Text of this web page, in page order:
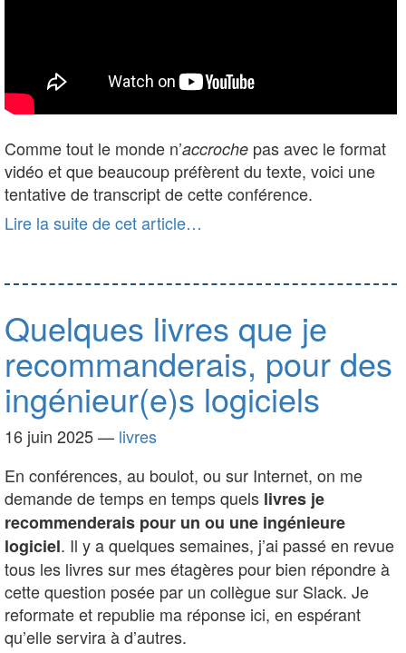
Comme tout le monde n’accroche pas avec le format
vidéo et que beaucoup préfèrent du texte, voici une
tentative de transcript de cette conférence.
Lire la suite de cet article…
Quelques livres que je
recommanderais, pour des
ingénieur(e)s logiciels
16 juin 2025— livres
En conférences, au boulot, ou sur Internet, on me
demande de temps en temps quels livres je
recommenderais pour un ou une ingénieure
logiciel. Il y a quelques semaines, j’ai passé en revue
tous les livres sur mes étagères pour bien répondre à
cette question posée par un collègue sur Slack. Je
reformate et republie ma réponse ici, en espérant
qu’elle servira à d’autres.